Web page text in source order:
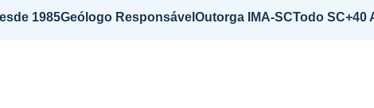
1985Geólogo ResponsávelOutorga IMA-SCTodo SC+40